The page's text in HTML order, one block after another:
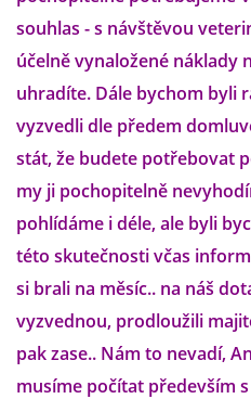
PÉČE O FRETKU
CHCI SI POŘÍDIT FRETKU
VÝCHOVA FRETKY
NEMOCI FRETEK
JAK FRETKA BYDLÍ
CESTOVÁNÍ S FRETKOU
souhlas - s návštěvou
účelně vynaložené náklady
uhradíte. Dále bychom byli
vyzvedli dle předem
stát, že budete potřebovat
my ji pochopitelně
pohlídáme i déle, ale byli
této skutečnosti včas
si brali na měsíc.. na náš
vyzvednou, prodloužili
pak zase.. Nám to nevadí,
musíme počítat především